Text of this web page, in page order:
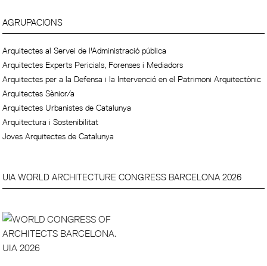
AGRUPACIONS
Arquitectes al Servei de l'Administració pública
Arquitectes Experts Pericials, Forenses i Mediadors
Arquitectes per a la Defensa i la Intervenció en el Patrimoni Arquitectònic
Arquitectes Sènior/a
Arquitectes Urbanistes de Catalunya
Arquitectura i Sostenibilitat
Joves Arquitectes de Catalunya
UIA WORLD ARCHITECTURE CONGRESS BARCELONA 2026